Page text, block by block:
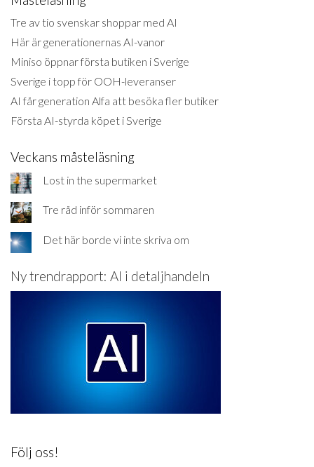
Tre av tio svenskar shoppar med AI
Här är generationernas AI-vanor
Miniso öppnar första butiken i Sverige
Sverige i topp för OOH-leveranser
AI får generation Alfa att besöka fler butiker
Första AI-styrda köpet i Sverige
Veckans måsteläsning
Lost in the supermarket
Tre råd inför sommaren
Det här borde vi inte skriva om
Ny trendrapport: AI i detaljhandeln
Följ oss!